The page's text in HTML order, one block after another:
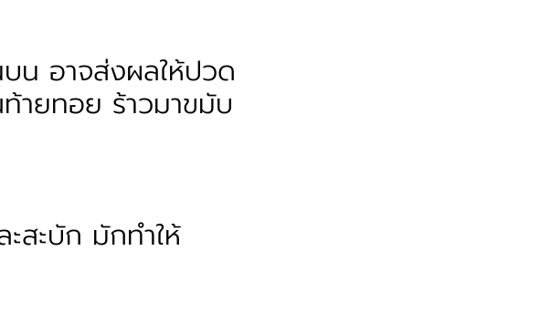
น อาจส่งผลให้ปวด
ายทอย ร้าวมาขมับ
สะบัก มักทำให้